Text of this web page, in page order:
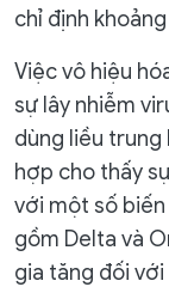
chỉ định
Việc vô hiệu
sự lây nhiễm
dùng liều trung
hợp cho thấy
với một số biến
gồm Delta và
gia tăng đối với